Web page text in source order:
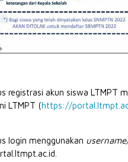
registrasi akun siswa LTMPT
LTMPT (https://
login menggunakan